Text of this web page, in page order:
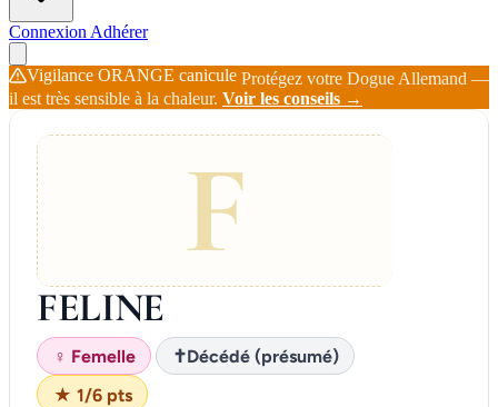
Connexion Adhérer
Vigilance ORANGE canicule Protégez votre Dogue Allemand —
il est très sensible à la chaleur. Voir les conseils →
F
FELINE
♀ Femelle ✝Décédé (présumé)
★ 1/6 pts